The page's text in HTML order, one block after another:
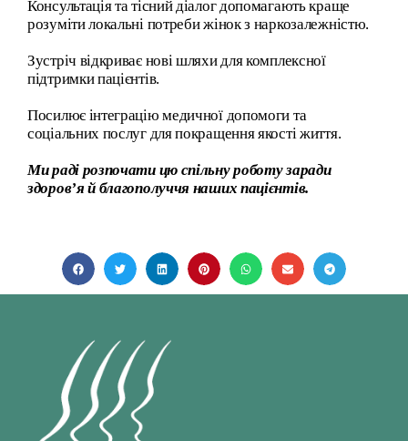
Консультація та тісний діалог допомагають краще
розуміти локальні потреби жінок з наркозалежністю.
Зустріч відкриває нові шляхи для комплексної
підтримки пацієнтів.
Посилює інтеграцію медичної допомоги та
соціальних послуг для покращення якості життя.
Ми раді розпочати цю спільну роботу заради
здоров’я й благополуччя наших пацієнтів.